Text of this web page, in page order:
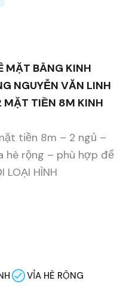
MẶT BẰNG KINH
NGUYỄN VĂN LINH
TIỀN 8M KINH
tiền 8m – 2 ngủ –
hè rộng – phù hợp để
HÌNH
VỈA HÈ RỘNG